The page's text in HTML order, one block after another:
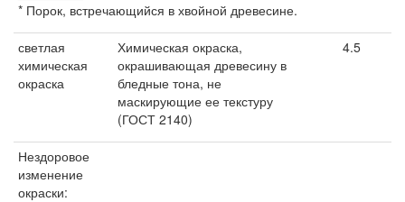
* Порок, встречающийся в хвойной древесине.
светлая
химическая
окраска
Химическая окраска,
окрашивающая древесину в
бледные тона, не
маскирующие ее текстуру
(ГОСТ 2140)
4.5
Нездоровое
изменение
окраски: